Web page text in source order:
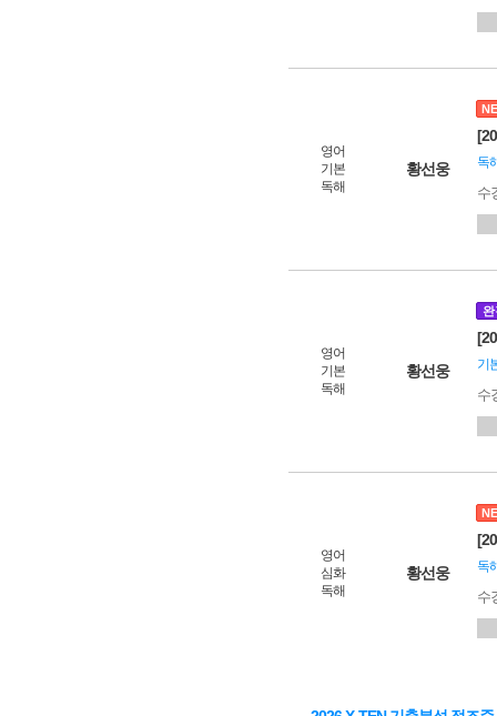
영어
기본
독해
황선웅 독
수
영어
기본
독해
황선웅
완
기
수
영어
심화
독해
황선웅 독
수